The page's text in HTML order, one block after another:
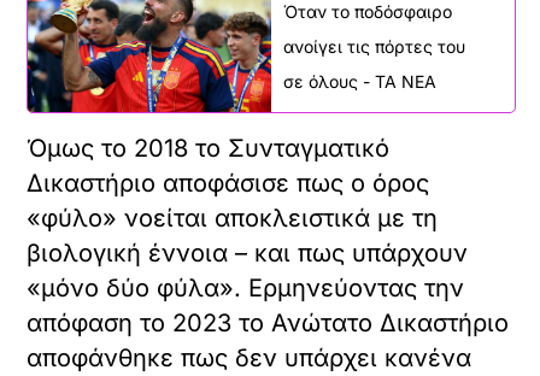
Όταν το ποδόσφαιρο
ανοίγει τις πόρτες του
σε όλους - ΤΑ ΝΕΑ
Όμως το 2018 το Συνταγματικό
Δικαστήριο αποφάσισε πως ο όρος
«φύλο» νοείται αποκλειστικά με τη
βιολογική έννοια – και πως υπάρχουν
«μόνο δύο φύλα». Ερμηνεύοντας την
απόφαση το 2023 το Ανώτατο Δικαστήριο
αποφάνθηκε πως δεν υπάρχει κανένα